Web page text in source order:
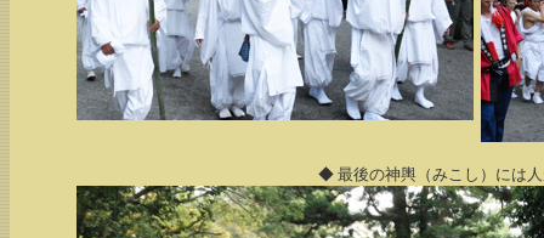
◆ 最後の神輿（みこし）には